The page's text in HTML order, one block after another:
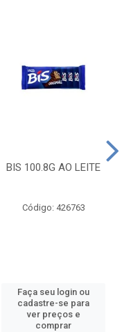
BIS 100.8G AO LEITE
Código: 426763
Faça seu login ou
cadastre-se para
ver preços e
comprar